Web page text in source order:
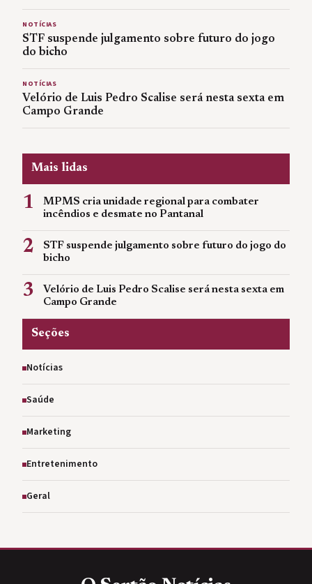
NOTÍCIAS
STF suspende julgamento sobre futuro do jogo
do bicho
NOTÍCIAS
Velório de Luis Pedro Scalise será nesta sexta em
Campo Grande
Mais lidas
1
MPMS cria unidade regional para combater
incêndios e desmate no Pantanal
2
STF suspende julgamento sobre futuro do jogo do
bicho
3
Velório de Luis Pedro Scalise será nesta sexta em
Campo Grande
Seções
Notícias
Saúde
Marketing
Entretenimento
Geral